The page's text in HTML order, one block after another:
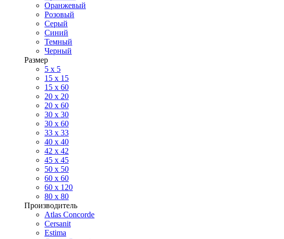
Оранжевый
Розовый
Серый
Синий
Темный
Черный
Размер
5 x 5
15 x 15
15 x 60
20 х 20
20 x 60
30 х 30
30 x 60
33 x 33
40 х 40
42 x 42
45 x 45
50 x 50
60 х 60
60 x 120
80 x 80
Производитель
Atlas Concorde
Cersanit
Estima